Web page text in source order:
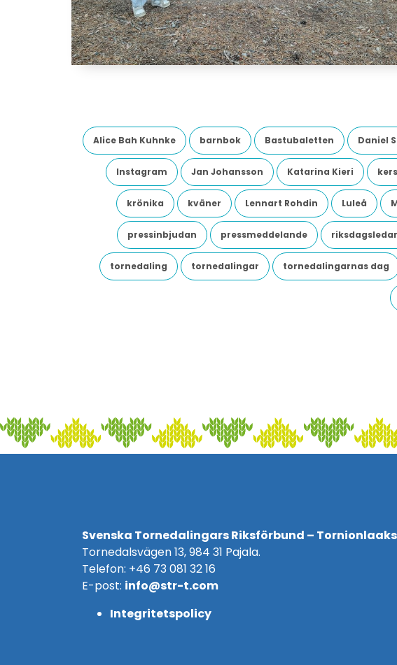
Alice Bah Kuhnke barnbok Bastubaletten Daniel
Instagram Jan Johansson Katarina Kieri
krönika kväner Lennart Rohdin Luleå
pressinbjudan pressmeddelande
tornedaling tornedalingar tornedalingarnas dag
Svenska Tornedalingars Riksförbund –
Tornedalsvägen 13, 984 31 Pajala.
Telefon: +46 73 081 32 16
E-post: info@str-t.com
Integritetspolicy